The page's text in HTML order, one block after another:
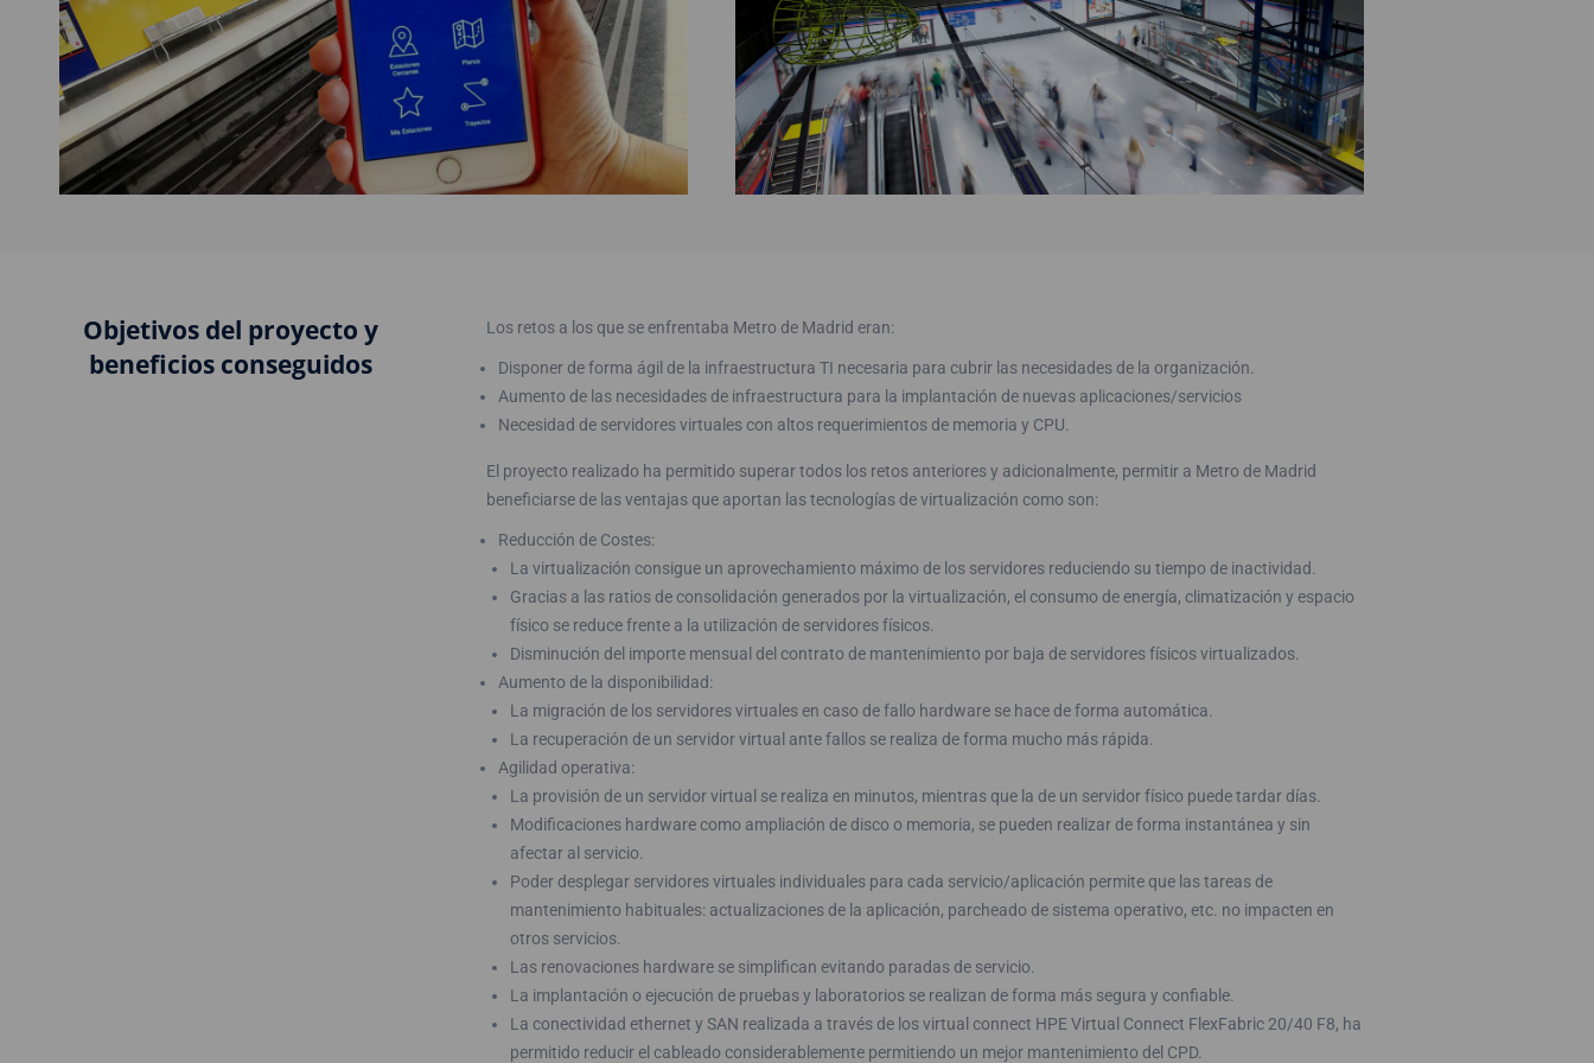
Objetivos del proyecto y
beneficios conseguidos
Los retos a los que se enfrentaba Metro de Madrid eran:
Disponer de forma ágil de la infraestructura TI necesaria para cubrir las necesidades de la organización.
Aumento de las necesidades de infraestructura para la implantación de nuevas aplicaciones/servicios
Necesidad de servidores virtuales con altos requerimientos de memoria y CPU.
El proyecto realizado ha permitido superar todos los retos anteriores y adicionalmente, permitir a Metro de Madrid
beneficiarse de las ventajas que aportan las tecnologías de virtualización como son:
Reducción de Costes:
La virtualización consigue un aprovechamiento máximo de los servidores reduciendo su tiempo de inactividad.
Gracias a las ratios de consolidación generados por la virtualización, el consumo de energía, climatización y espacio
físico se reduce frente a la utilización de servidores físicos.
Disminución del importe mensual del contrato de mantenimiento por baja de servidores físicos virtualizados.
Aumento de la disponibilidad:
La migración de los servidores virtuales en caso de fallo hardware se hace de forma automática.
La recuperación de un servidor virtual ante fallos se realiza de forma mucho más rápida.
Agilidad operativa:
La provisión de un servidor virtual se realiza en minutos, mientras que la de un servidor físico puede tardar días.
Modificaciones hardware como ampliación de disco o memoria, se pueden realizar de forma instantánea y sin
afectar al servicio.
Poder desplegar servidores virtuales individuales para cada servicio/aplicación permite que las tareas de
mantenimiento habituales: actualizaciones de la aplicación, parcheado de sistema operativo, etc. no impacten en
otros servicios.
Las renovaciones hardware se simplifican evitando paradas de servicio.
La implantación o ejecución de pruebas y laboratorios se realizan de forma más segura y confiable.
La conectividad ethernet y SAN realizada a través de los virtual connect HPE Virtual Connect FlexFabric 20/40 F8, ha
permitido reducir el cableado considerablemente permitiendo un mejor mantenimiento del CPD.